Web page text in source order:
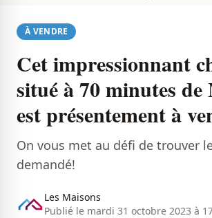
À VENDRE
Cet impressionnant
situé à 70 minutes
est présentement à
On vous met au défi de trouver
demandé!
Les Maisons
Publié le mardi 31 octobre 2023 à